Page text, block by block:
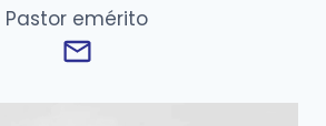
Pastor emérito